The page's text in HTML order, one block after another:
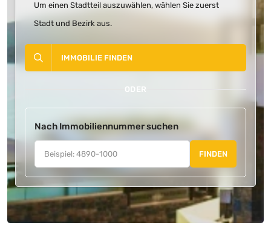
Um einen Stadtteil auszuwählen, wählen Sie zuerst
Stadt und Bezirk aus.
IMMOBILIE FINDEN
ODER
Nach Immobiliennummer suchen
FINDEN